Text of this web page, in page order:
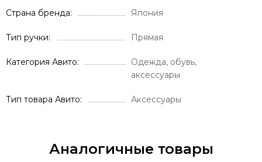
Страна бренда Япония
Тип ручки Прямая
Категория Авито
Одежда, обувь,
аксессуары
Тип товара Авито Аксессуары
Аналогичные товары